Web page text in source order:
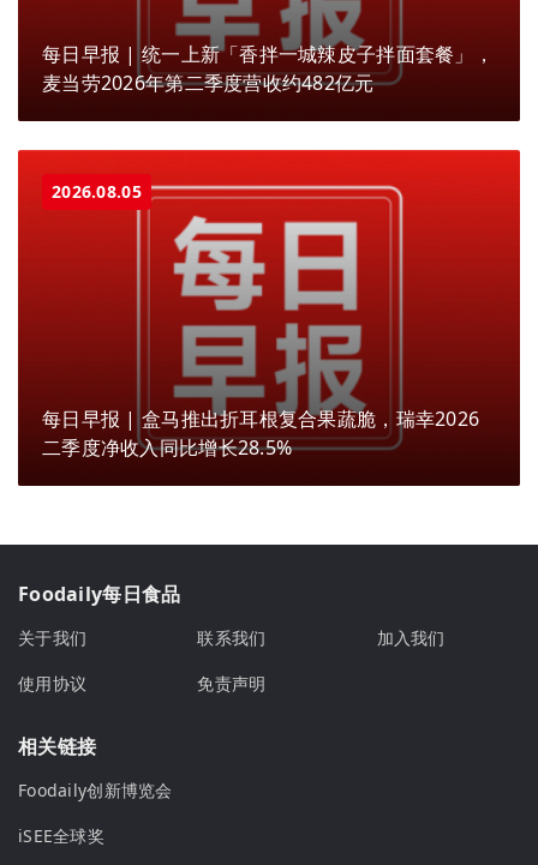
每日早报 | 统一上新「香拌一城辣皮子拌面套餐」，
麦当劳2026年第二季度营收约482亿元
2026.08.05
每日早报 | 盒马推出折耳根复合果蔬脆，瑞幸2026
二季度净收入同比增长28.5%
Foodaily每日食品
关于我们 联系我们
加入我们
使用协议
免责声明
相关链接
Foodaily创新博览会
iSEE全球奖